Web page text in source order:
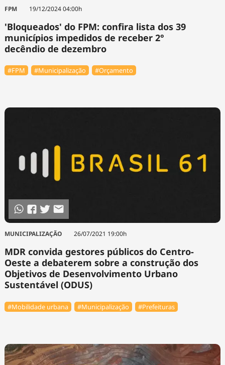
Cinema
Infraestrutura
FPM 19/12/2024 04:00h
'Bloqueados' do FPM: confira lista dos 39
municípios impedidos de receber 2°
decêndio de dezembro
#FPM #Municipalização #Orçamento
MUNICIPALIZAÇÃO 26/07/2021 19:00h
MDR convida gestores públicos do Centro-
Oeste a debaterem sobre a construção dos
Objetivos de Desenvolvimento Urbano
Sustentável (ODUS)
#Mobilidade urbana #Municipalização #Prefeituras